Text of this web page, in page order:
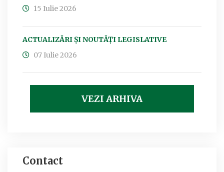
15 Iulie 2026
ACTUALIZĂRI ȘI NOUTĂȚI LEGISLATIVE
07 Iulie 2026
VEZI ARHIVA
Contact